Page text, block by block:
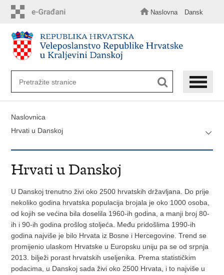
sadržaj
Naslovna Dansk
Naslovnica
Hrvati u Danskoj
Hrvati u Danskoj
U Danskoj trenutno živi oko 2500 hrvatskih državljana. Do prije
nekoliko godina hrvatska populacija brojala je oko 1000 osoba,
od kojih se većina bila doselila 1960-ih godina, a manji broj 80-
ih i 90-ih godina prošlog stoljeća. Među pridošlima 1990-ih
godina najviše je bilo Hrvata iz Bosne i Hercegovine. Trend se
promijenio ulaskom Hrvatske u Europsku uniju pa se od srpnja
2013. bilježi porast hrvatskih useljenika. Prema statističkim
podacima, u Danskoj sada živi oko 2500 Hrvata, i to najviše u